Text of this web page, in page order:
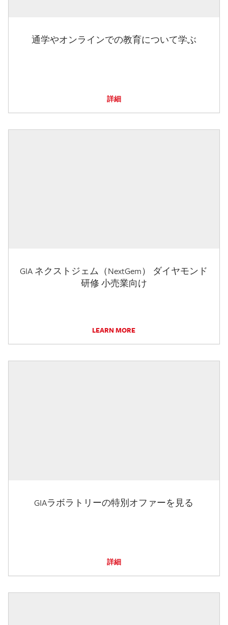
通学やオンラインでの教育について学ぶ
詳細
GIA ネクストジェム（NextGem） ダイヤモンド
研修 小売業向け
LEARN MORE
GIAラボラトリーの特別オファーを見る
詳細